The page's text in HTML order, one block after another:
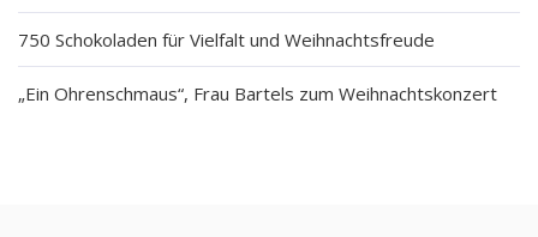
750 Schokoladen für Vielfalt und Weihnachtsfreude
„Ein Ohrenschmaus“, Frau Bartels zum Weihnachtskonzert